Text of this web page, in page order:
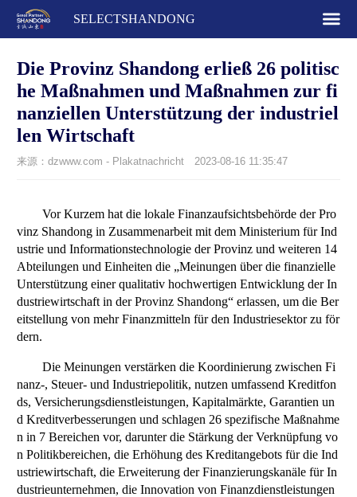
SELECTSHANDONG
Die Provinz Shandong erließ 26 politisc
he Maßnahmen und Maßnahmen zur fi
nanziellen Unterstützung der industriel
len Wirtschaft
来源：dzwww.com - Plakatnachricht 2023-08-16 11:35:47
Vor Kurzem hat die lokale Finanzaufsichtsbehörde der Pro
vinz Shandong in Zusammenarbeit mit dem Ministerium für Ind
ustrie und Informationstechnologie der Provinz und weiteren 14
Abteilungen und Einheiten die „Meinungen über die finanzielle
Unterstützung einer qualitativ hochwertigen Entwicklung der In
dustriewirtschaft in der Provinz Shandong“ erlassen, um die Ber
eitstellung von mehr Finanzmitteln für den Industriesektor zu för
dern.
Die Meinungen verstärken die Koordinierung zwischen Fi
nanz-, Steuer- und Industriepolitik, nutzen umfassend Kreditfon
ds, Versicherungsdienstleistungen, Kapitalmärkte, Garantien un
d Kreditverbesserungen und schlagen 26 spezifische Maßnahme
n in 7 Bereichen vor, darunter die Stärkung der Verknüpfung vo
n Politikbereichen, die Erhöhung des Kreditangebots für die Ind
ustriewirtschaft, die Erweiterung der Finanzierungskanäle für In
dustrieunternehmen, die Innovation von Finanzdienstleistungen